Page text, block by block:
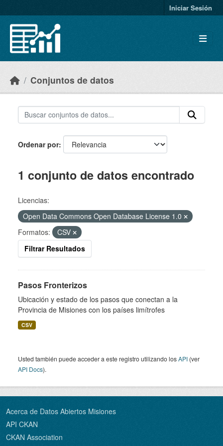
Iniciar Sesión
Conjuntos de datos
Ordenar por
1 conjunto de datos encontrado
Licencias:
Open Data Commons Open Database License 1.0
Formatos:
CSV
Filtrar Resultados
Pasos Fronterizos
Ubicación y estado de los pasos que conectan a la
Provincia de Misiones con los países limítrofes
CSV
Usted también puede acceder a este registro utilizando losAPI (ver
API Docs).
Acerca de Datos Abiertos Misiones
API CKAN
CKAN Association